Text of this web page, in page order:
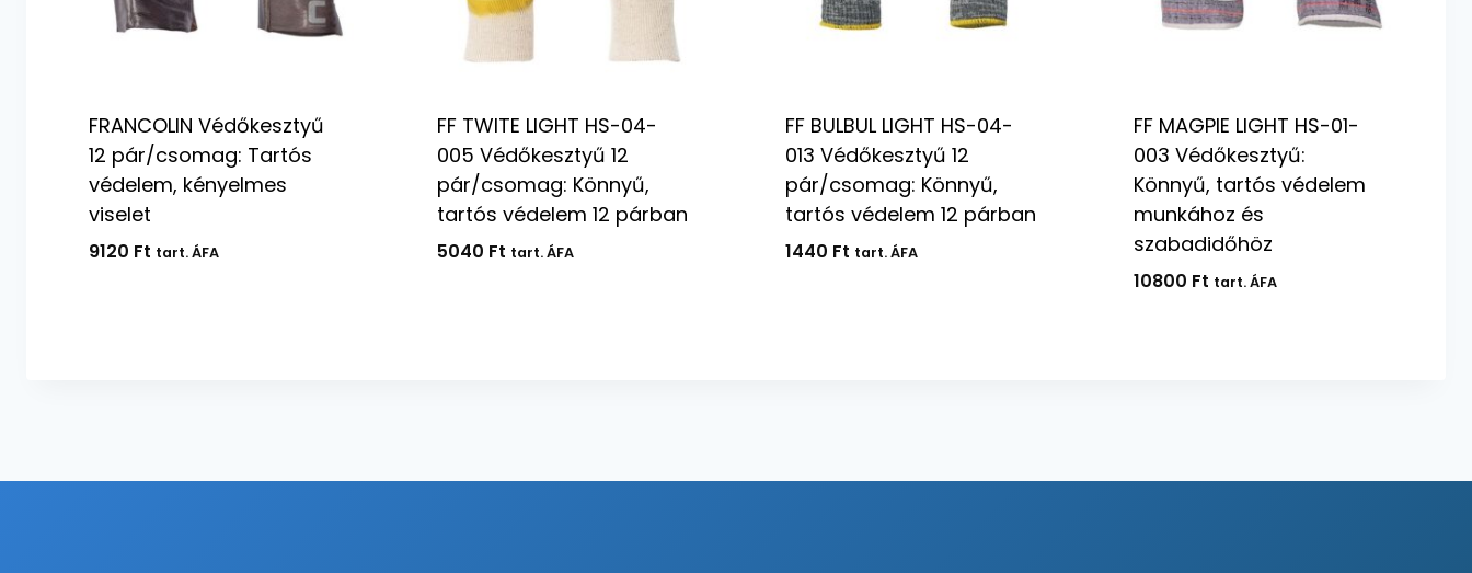
FRANCOLIN Védőkesztyű
12 pár/csomag: Tartós
védelem, kényelmes
viselet
9120 Ft tart. ÁFA
FF TWITE LIGHT HS-04-
005 Védőkesztyű 12
pár/csomag: Könnyű,
tartós védelem 12 párban
5040 Ft tart. ÁFA
FF BULBUL LIGHT HS-04-
013 Védőkesztyű 12
pár/csomag: Könnyű,
tartós védelem 12 párban
1440 Ft tart. ÁFA
FF MAGPIE LIGHT HS-01-
003 Védőkesztyű:
Könnyű, tartós védelem
munkához és
szabadidőhöz
10800 Ft tart. ÁFA